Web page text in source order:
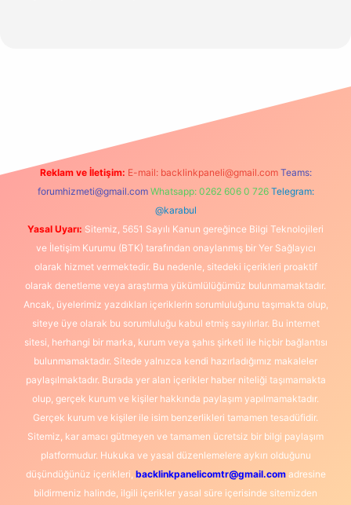
Reklam ve İletişim: E-mail: backlinkpaneli@gmail.com Teams:
forumhizmeti@gmail.com Whatsapp: 0262 606 0 726 Telegram:
@karabul
Yasal Uyarı: Sitemiz, 5651 Sayılı Kanun gereğince Bilgi Teknolojileri
ve İletişim Kurumu (BTK) tarafından onaylanmış bir Yer Sağlayıcı
olarak hizmet vermektedir. Bu nedenle, sitedeki içerikleri proaktif
olarak denetleme veya araştırma yükümlülüğümüz bulunmamaktadır.
Ancak, üyelerimiz yazdıkları içeriklerin sorumluluğunu taşımakta olup,
siteye üye olarak bu sorumluluğu kabul etmiş sayılırlar. Bu internet
sitesi, herhangi bir marka, kurum veya şahıs şirketi ile hiçbir bağlantısı
bulunmamaktadır. Sitede yalnızca kendi hazırladığımız makaleler
paylaşılmaktadır. Burada yer alan içerikler haber niteliği taşımamakta
olup, gerçek kurum ve kişiler hakkında paylaşım yapılmamaktadır.
Gerçek kurum ve kişiler ile isim benzerlikleri tamamen tesadüfidir.
Sitemiz, kar amacı gütmeyen ve tamamen ücretsiz bir bilgi paylaşım
platformudur. Hukuka ve yasal düzenlemelere aykırı olduğunu
düşündüğünüz içerikleri, backlinkpanelicomtr@gmail.comadresine
bildirmeniz halinde, ilgili içerikler yasal süre içerisinde sitemizden